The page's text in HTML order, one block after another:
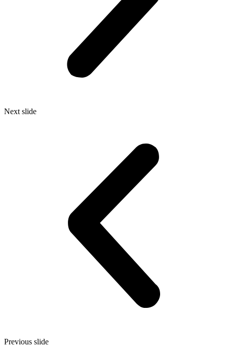
Next slide
Previous slide